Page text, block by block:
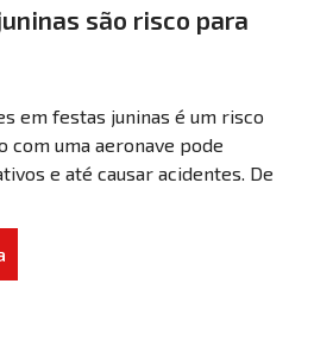
são risco para
em festas juninas é um risco
com uma aeronave pode
e até causar acidentes. De